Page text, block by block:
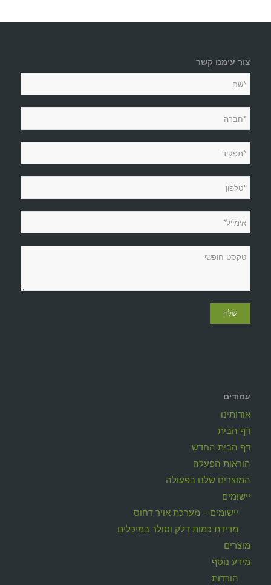
צור עימנו קשר
עמודים
אודותינו
דף הבית
דף הבית החדש
הוראות הפעלה
המוצרים שלנו בפעולה
יישומים
יישומים – מערכת אויר דחוס
מדידת כמות דלק וסולר במיכלים
מוצרים
מידע נוסף
הורדות